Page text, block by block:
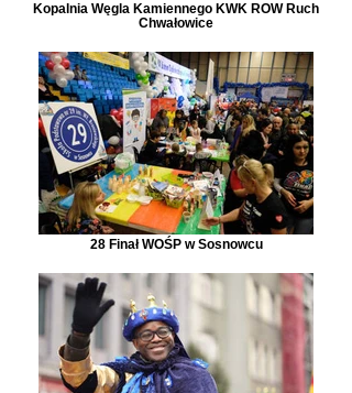
Kopalnia Węgla Kamiennego KWK ROW Ruch
Chwałowice
28 Finał WOŚP w Sosnowcu